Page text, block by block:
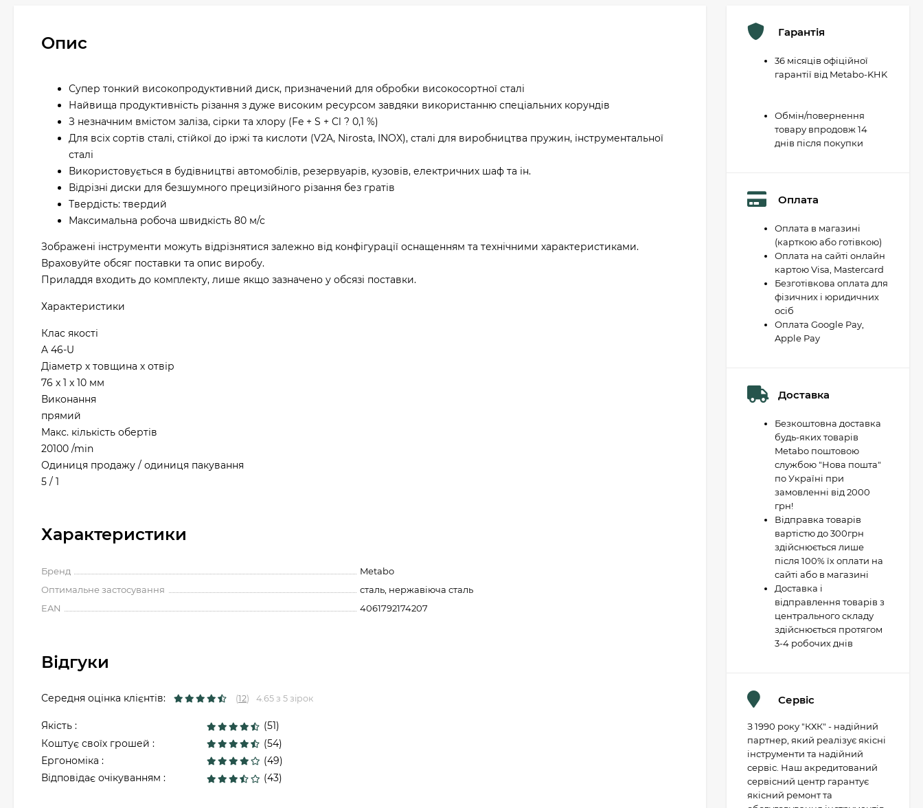
Опис
Супер тонкий високопродуктивний диск, призначений для обробки високосортної сталі
Найвища продуктивність різання з дуже високим ресурсом завдяки використанню спеціальних корундів
З незначним вмістом заліза, сірки та хлору (Fe + S + Cl ? 0,1 %)
Для всіх сортів сталі, стійкої до іржі та кислоти (V2A, Nirosta, INOX), сталі для виробництва пружин, інструментальної
сталі
Використовується в будівництві автомобілів, резервуарів, кузовів, електричних шаф та ін.
Відрізні диски для безшумного прецизійного різання без гратів
Твердість: твердий
Максимальна робоча швидкість 80 м/с
Зображені інструменти можуть відрізнятися залежно від конфігурації оснащенням та технічними характеристиками.
Враховуйте обсяг поставки та опис виробу.
Приладдя входить до комплекту, лише якщо зазначено у обсязі поставки.
Характеристики
Клас якості
A 46-U
Діаметр х товщина х отвір
76 x 1 x 10 мм
Виконання
прямий
Макс. кількість обертів
20100 /min
Одиниця продажу / одиниця пакування
5 / 1
Характеристики
Бренд
Metabo
Оптимальне застосування
сталь, нержавіюча сталь
EAN
4061792174207
Відгуки
Середня оцінка клієнтів: (12) 4.65 з 5 зірок
Якість :
(51)
Коштує своїх грошей :
(54)
Ергономіка :
(49)
Відповідає очікуванням :
(43)
Гарантія
36 місяців офіційної
гарантії від Metabo-KHK
Обмін/повернення
товару впродовж 14
днів після покупки
Оплата
Оплата в магазині
(карткою або готівкою)
Оплата на сайті онлайн
картою Visa, Mastercard
Безготівкова оплата для
фізичних і юридичних
осіб
Оплата Google Pay,
Apple Pay
Доставка
Безкоштовна доставка
будь-яких товарів
Metabo поштовою
службою "Нова пошта"
по Україні при
замовленні від 2000
грн!
Відправка товарів
вартістю до 300грн
здійснюється лише
після 100% їх оплати на
сайті або в магазині
Доставка і
відправлення товарів з
центрального складу
здійснюється протягом
3-4 робочих днів
Сервіс
З 1990 року "КХК" - надійний
партнер, який реалізує якісні
інструменти та надійний
сервіс. Наш акредитований
сервісний центр гарантує
якісний ремонт та